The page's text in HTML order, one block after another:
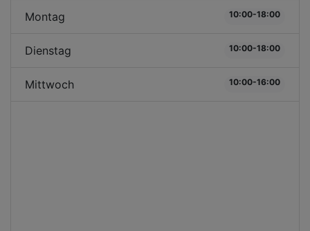
Montag 10:00-18:00
Dienstag 10:00-18:00
Mittwoch 10:00-16:00